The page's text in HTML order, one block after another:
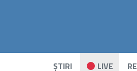
ȘTIRI LIVE